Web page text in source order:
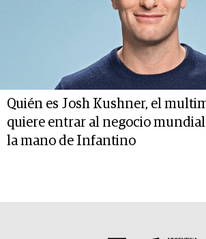
Quién es Josh Kushner, el
quiere entrar al negocio mundial
la mano de Infantino